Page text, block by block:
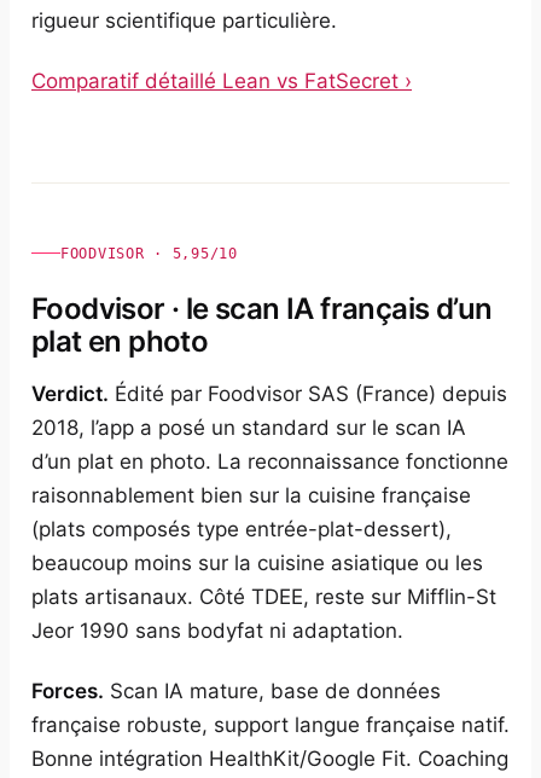
rigueur scientifique particulière.
Comparatif détaillé Lean vs FatSecret ›
FOODVISOR · 5,95/10
Foodvisor · le scan IA français d’un
plat en photo
Verdict. Édité par Foodvisor SAS (France) depuis
2018, l’app a posé un standard sur le scan IA
d’un plat en photo. La reconnaissance fonctionne
raisonnablement bien sur la cuisine française
(plats composés type entrée-plat-dessert),
beaucoup moins sur la cuisine asiatique ou les
plats artisanaux. Côté TDEE, reste sur Mifflin-St
Jeor 1990 sans bodyfat ni adaptation.
Forces. Scan IA mature, base de données
française robuste, support langue française natif.
Bonne intégration HealthKit/Google Fit. Coaching